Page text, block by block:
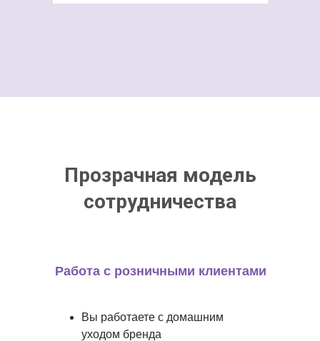
Прозрачная модель
сотрудничества
Работа с розничными клиентами
Вы работаете с домашним
уходом бренда